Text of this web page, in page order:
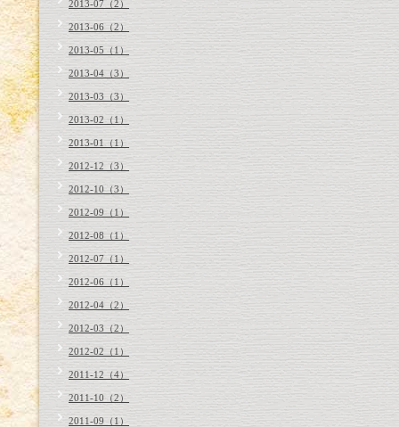
2013-07（2）
2013-06（2）
2013-05（1）
2013-04（3）
2013-03（3）
2013-02（1）
2013-01（1）
2012-12（3）
2012-10（3）
2012-09（1）
2012-08（1）
2012-07（1）
2012-06（1）
2012-04（2）
2012-03（2）
2012-02（1）
2011-12（4）
2011-10（2）
2011-09（1）